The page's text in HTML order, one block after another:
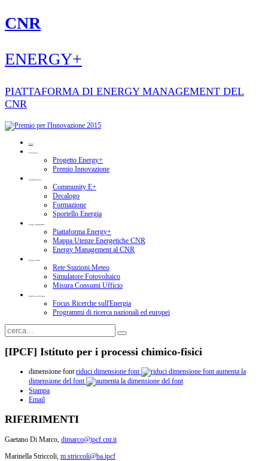
CNR
ENERGY+
PIATTAFORMA DI ENERGY MANAGEMENT DEL
CNR
Home
Il Progetto
Progetto Energy+
Premio Innovazione
Area Dipendenti
Community E+
Decalogo
Formazione
Sportello Energia
Energy Management
Piattaforma Energy+
Mappa Utenze Energetiche CNR
Energy Management al CNR
Energy Audit
Rete Stazioni Meteo
Simulatore Fotovoltaico
Misura Consumi Ufficio
Ricerche sull'Energia
Focus Ricerche sull'Energia
Programmi di ricerca nazionali ed europei
[IPCF] Istituto per i processi chimico-fisici
dimensione font riduci dimensione font
aumenta la
dimensione del font
Stampa
Email
RIFERIMENTI
Gaetano Di Marco, dimarco@ipcf.cnr.it
Marinella Striccoli, m.striccoli@ba.ipcf